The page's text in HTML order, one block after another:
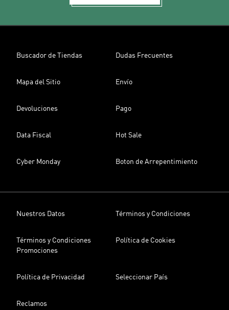
Buscador de Tiendas Dudas Frecuentes
Mapa del Sitio Envío
Devoluciones Pago
Data Fiscal Hot Sale
Cyber Monday Boton de Arrepentimiento
Nuestros Datos Términos y Condiciones
Términos y Condiciones
Promociones
Política de Cookies
Política de Privacidad Seleccionar País
Reclamos